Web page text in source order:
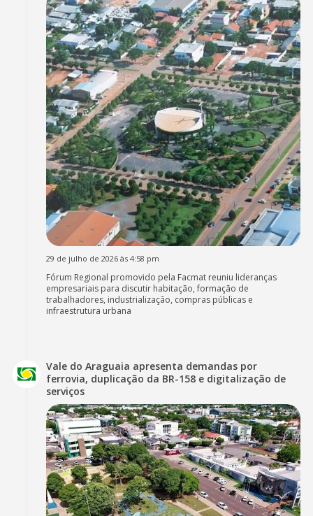
29 de julho de 2026 às 4:58 pm
Fórum Regional promovido pela Facmat reuniu lideranças
empresariais para discutir habitação, formação de
trabalhadores, industrialização, compras públicas e
infraestrutura urbana
Vale do Araguaia apresenta demandas por
ferrovia, duplicação da BR-158 e digitalização de
serviços